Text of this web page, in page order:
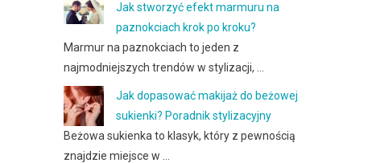
Jak stworzyć efekt marmuru na
paznokciach krok po kroku?
Marmur na paznokciach to jeden z
najmodniejszych trendów w stylizacji, …
Jak dopasować makijaż do beżowej
sukienki? Poradnik stylizacyjny
Beżowa sukienka to klasyk, który z pewnością
znajdzie miejsce w …